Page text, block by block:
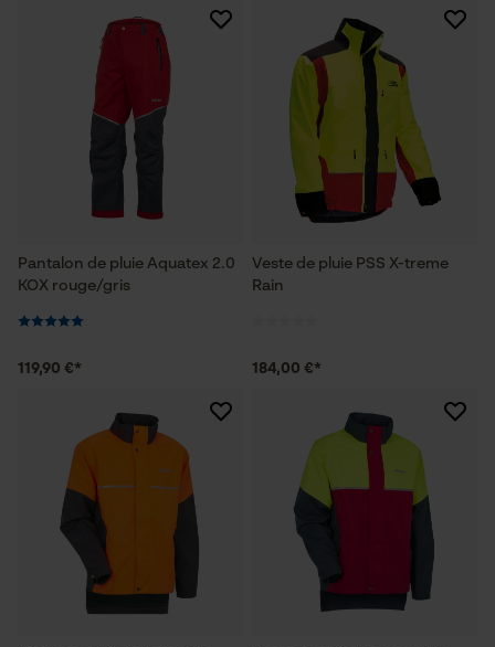
Pantalon de pluie Aquatex 2.0
KOX rouge/gris
119,90 €*
Veste de pluie PSS X-treme
Rain
184,00 €*